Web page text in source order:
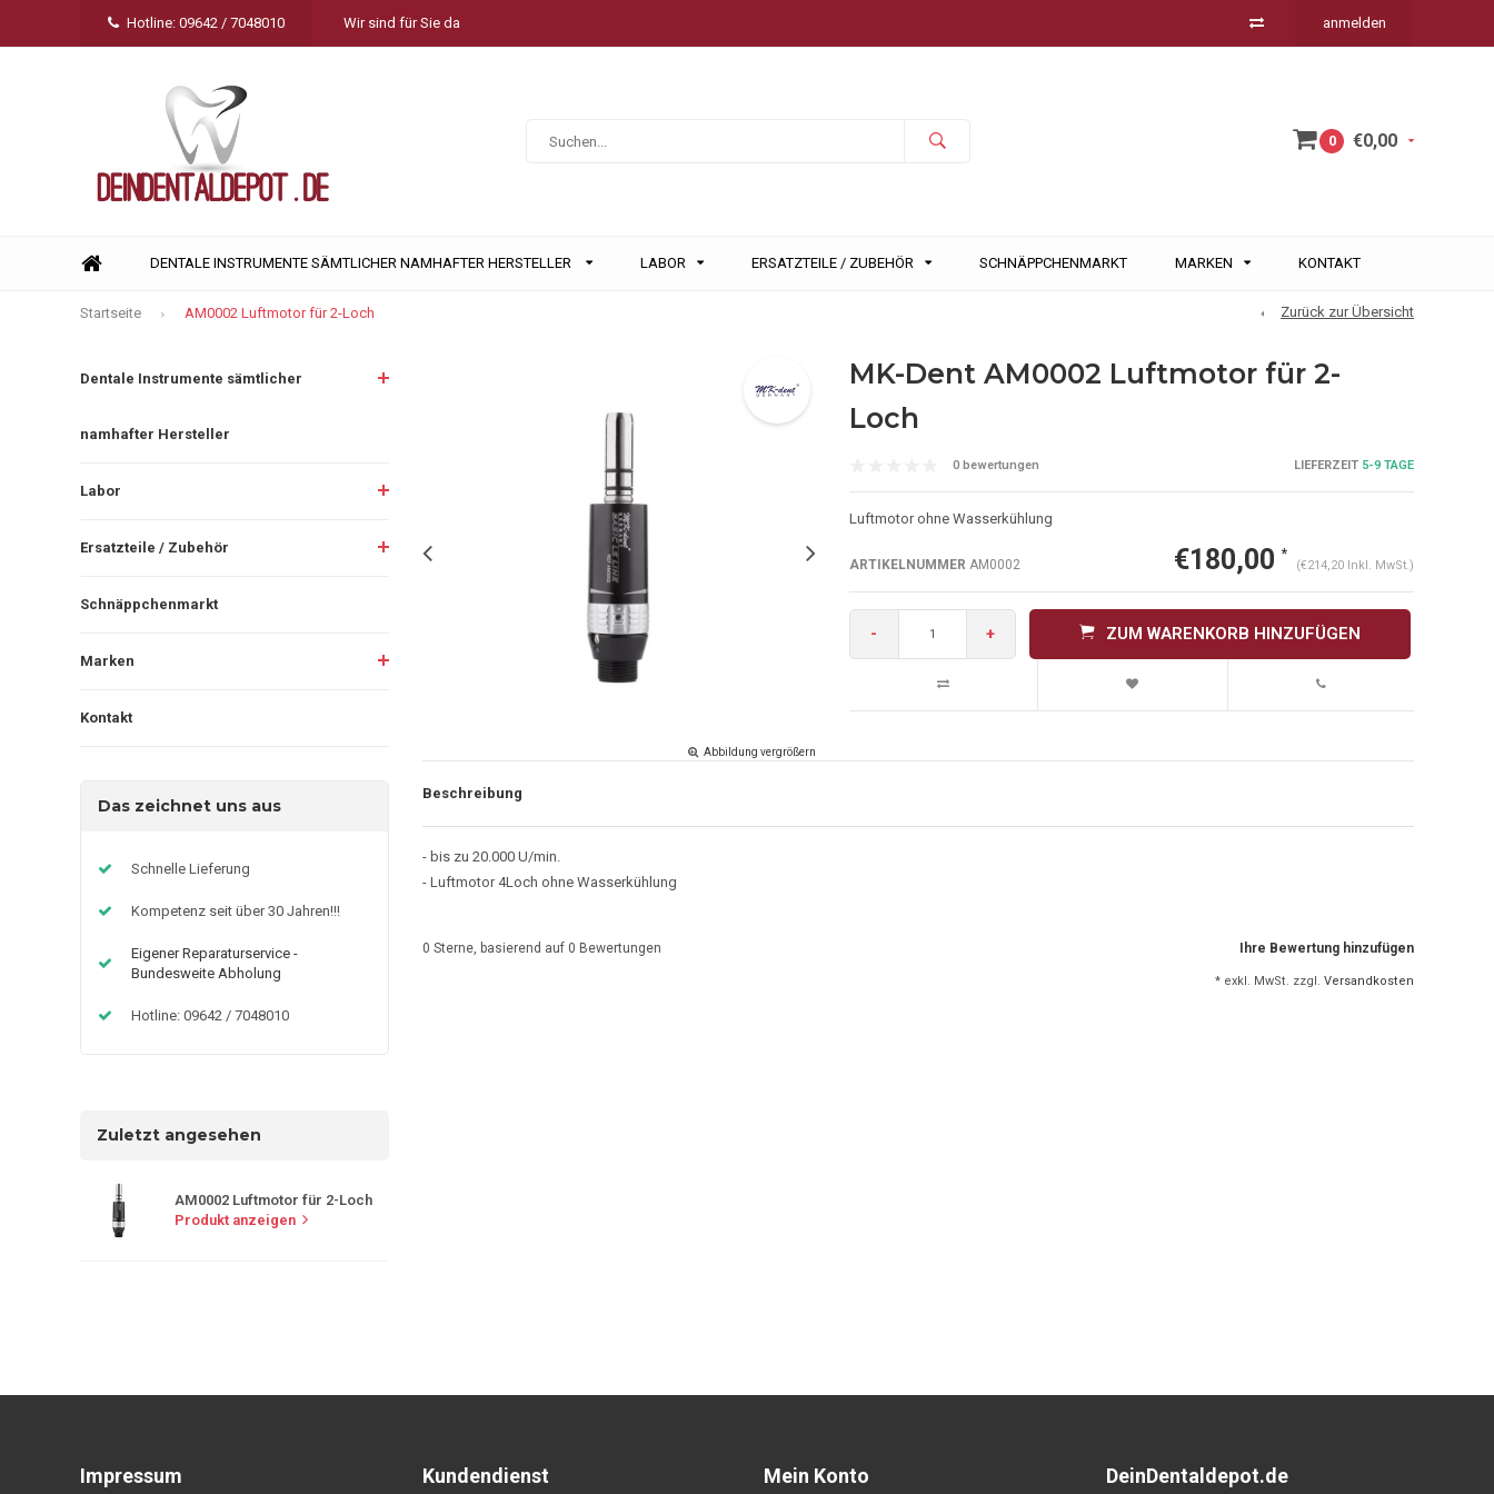
Hotline: 09642 / 7048010 Wir sind für Sie da anmelden
0 €0,00
DENTALE INSTRUMENTE SÄMTLICHER NAMHAFTER HERSTELLER LABOR ERSATZTEILE / ZUBEHÖR SCHNÄPPCHENMARKT MARKEN KONTAKT
Startseite AM0002 Luftmotor für 2-Loch Zurück zur Übersicht
Dentale Instrumente sämtlicher
namhafter Hersteller
Labor
Ersatzteile / Zubehör
Schnäppchenmarkt
Marken
Kontakt
Das zeichnet uns aus
Schnelle Lieferung
Kompetenz seit über 30 Jahren!!!
Eigener Reparaturservice -
Bundesweite Abholung
Hotline: 09642 / 7048010
Zuletzt angesehen
AM0002 Luftmotor für 2-Loch
Produkt anzeigen
Abbildung vergrößern
MK-Dent AM0002 Luftmotor für 2-
Loch
0 bewertungen LIEFERZEIT5-9 TAGE
Luftmotor ohne Wasserkühlung
ARTIKELNUMMER AM0002 €180,00 *
(€214,20 Inkl. MwSt.)
- + ZUM WARENKORB HINZUFÜGEN
Beschreibung
- bis zu 20.000 U/min.
- Luftmotor 4Loch ohne Wasserkühlung
Ihre Bewertung hinzufügen
0 Sterne, basierend auf 0 Bewertungen
* exkl. MwSt. zzgl. Versandkosten
Impressum Kundendienst Mein Konto DeinDentaldepot.de